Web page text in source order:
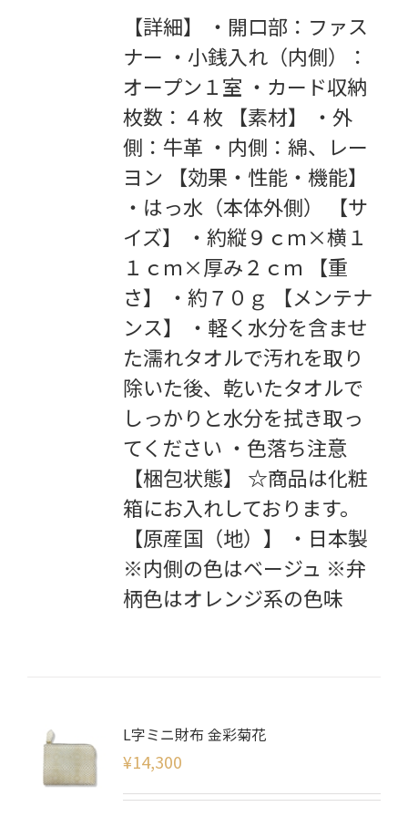
【詳細】 ・開口部：ファス
ナー ・小銭入れ（内側）：
オープン１室 ・カード収納
枚数：４枚 【素材】 ・外
側：牛革 ・内側：綿、レー
ヨン 【効果・性能・機能】
・はっ水（本体外側） 【サ
イズ】 ・約縦９ｃｍ×横１
１ｃｍ×厚み２ｃｍ 【重
さ】 ・約７０ｇ 【メンテナ
ンス】 ・軽く水分を含ませ
た濡れタオルで汚れを取り
除いた後、乾いたタオルで
しっかりと水分を拭き取っ
てください ・色落ち注意
【梱包状態】 ☆商品は化粧
箱にお入れしております。
【原産国（地）】 ・日本製
※内側の色はベージュ ※弁
柄色はオレンジ系の色味
L字ミニ財布 金彩菊花
¥14,300